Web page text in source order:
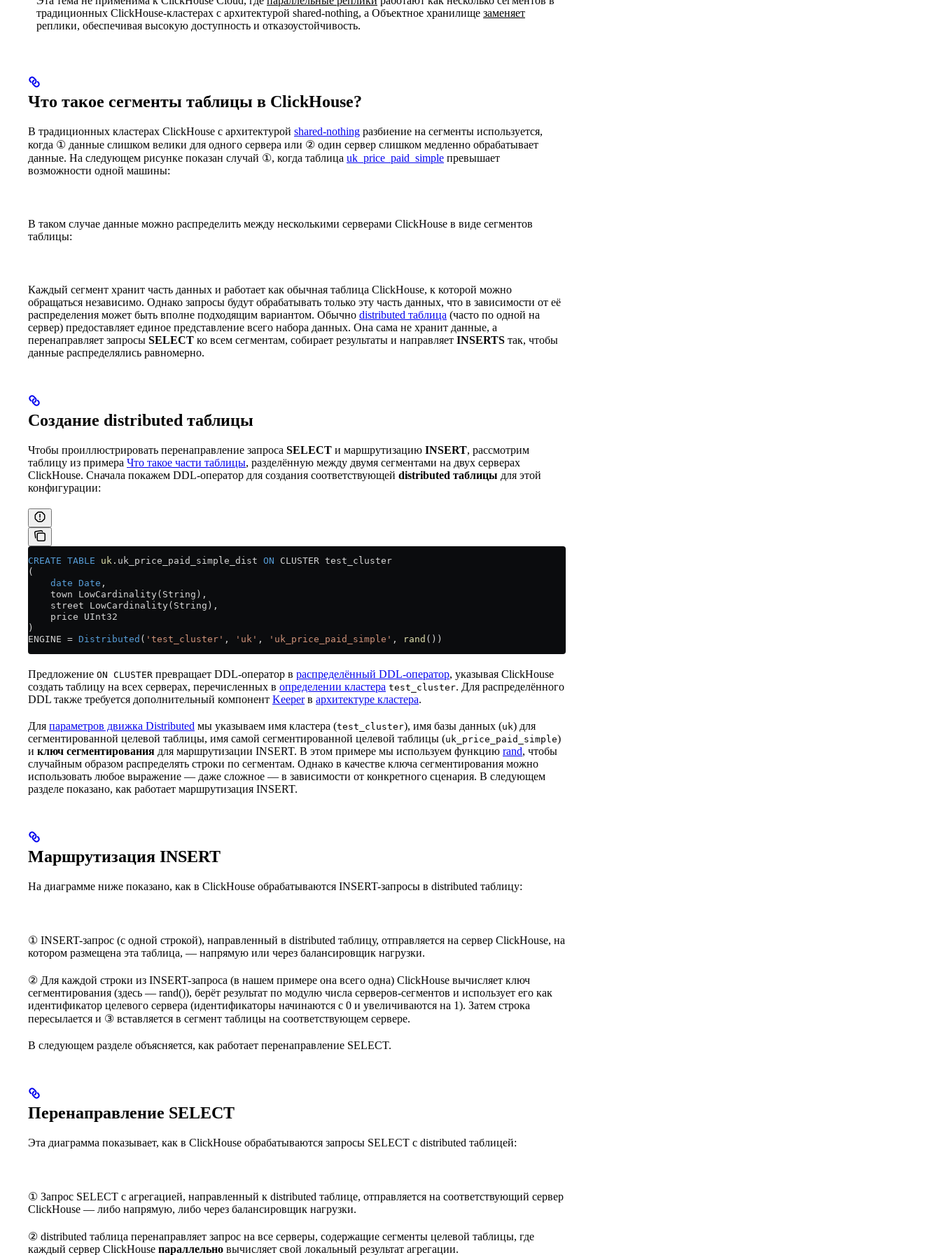
традиционных ClickHouse-кластерах с архитектурой shared-nothing, а Объектное хранилище заменяет
реплики, обеспечивая высокую доступность и отказоустойчивость.
Что такое сегменты таблицы в ClickHouse?
В традиционных кластерах ClickHouse с архитектурой shared-nothing разбиение на сегменты используется,
когда ① данные слишком велики для одного сервера или ② один сервер слишком медленно обрабатывает
данные. На следующем рисунке показан случай ①, когда таблица uk_price_paid_simple превышает
возможности одной машины:
В таком случае данные можно распределить между несколькими серверами ClickHouse в виде сегментов
таблицы:
Каждый сегмент хранит часть данных и работает как обычная таблица ClickHouse, к которой можно
обращаться независимо. Однако запросы будут обрабатывать только эту часть данных, что в зависимости от её
распределения может быть вполне подходящим вариантом. Обычно distributed таблица (часто по одной на
сервер) предоставляет единое представление всего набора данных. Она сама не хранит данные, а
перенаправляет запросы SELECT ко всем сегментам, собирает результаты и направляет INSERTS так, чтобы
данные распределялись равномерно.
Создание distributed таблицы
Чтобы проиллюстрировать перенаправление запроса SELECT и маршрутизацию INSERT, рассмотрим
таблицу из примера Что такое части таблицы, разделённую между двумя сегментами на двух серверах
ClickHouse. Сначала покажем DDL-оператор для создания соответствующей distributed таблицы для этой
конфигурации:
CREATE TABLE uk .uk_price_paid_simple_dist ON CLUSTER test_cluster
(
    date
Date ,
    town LowCardinality(String),
    street LowCardinality(String),
    price UInt32
)
ENGINE = Distributed ( 'test_cluster' , 'uk' , 'uk_price_paid_simple' , rand ())
Предложение ON CLUSTER превращает DDL-оператор в распределённый DDL-оператор, указывая ClickHouse
создать таблицу на всех серверах, перечисленных в определении кластера test_cluster. Для распределённого
DDL также требуется дополнительный компонент Keeperв архитектуре кластера.
Для параметров движка Distributed мы указываем имя кластера (test_cluster), имя базы данных (uk) для
сегментированной целевой таблицы, имя самой сегментированной целевой таблицы (uk_price_paid_simple)
и ключ сегментирования для маршрутизации INSERT. В этом примере мы используем функцию rand, чтобы
случайным образом распределять строки по сегментам. Однако в качестве ключа сегментирования можно
использовать любое выражение — даже сложное — в зависимости от конкретного сценария. В следующем
разделе показано, как работает маршрутизация INSERT.
Маршрутизация INSERT
На диаграмме ниже показано, как в ClickHouse обрабатываются INSERT-запросы в distributed таблицу:
① INSERT-запрос (с одной строкой), направленный в distributed таблицу, отправляется на сервер ClickHouse, на
котором размещена эта таблица, — напрямую или через балансировщик нагрузки.
② Для каждой строки из INSERT-запроса (в нашем примере она всего одна) ClickHouse вычисляет ключ
сегментирования (здесь — rand()), берёт результат по модулю числа серверов-сегментов и использует его как
идентификатор целевого сервера (идентификаторы начинаются с 0 и увеличиваются на 1). Затем строка
пересылается и ③ вставляется в сегмент таблицы на соответствующем сервере.
В следующем разделе объясняется, как работает перенаправление SELECT.
Перенаправление SELECT
Эта диаграмма показывает, как в ClickHouse обрабатываются запросы SELECT с distributed таблицей:
① Запрос SELECT с агрегацией, направленный к distributed таблице, отправляется на соответствующий сервер
ClickHouse — либо напрямую, либо через балансировщик нагрузки.
② distributed таблица перенаправляет запрос на все серверы, содержащие сегменты целевой таблицы, где
каждый сервер ClickHouse параллельно вычисляет свой локальный результат агрегации.